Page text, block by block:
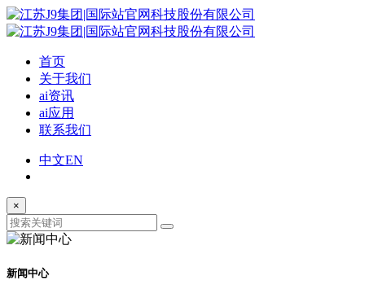
首页
关于我们
ai资讯
ai应用
联系我们
中文EN
×
新闻中心